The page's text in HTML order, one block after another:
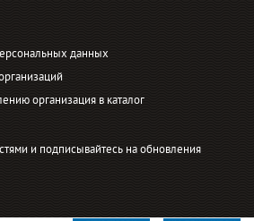
данных
организация в каталог
и подписывайтесь на обновления